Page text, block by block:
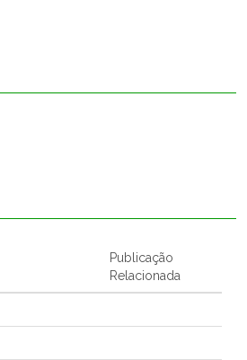
Publicação
Relacionada